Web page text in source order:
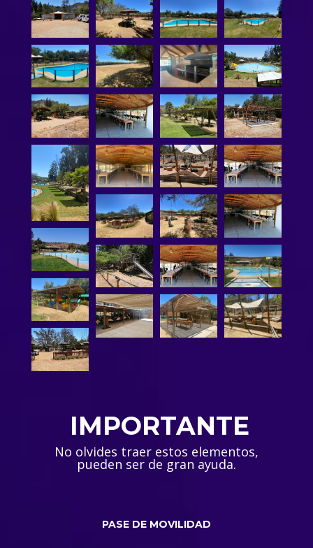
IMPORTANTE
No olvides traer estos elementos,
pueden ser de gran ayuda.
PASE DE MOVILIDAD